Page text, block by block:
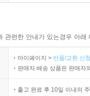
관련한 안내가 있는경우 아
마이페이지 > 반품/교환 신
판매자 배송 상품은 판매자
출고 완료 후 10일 이내의